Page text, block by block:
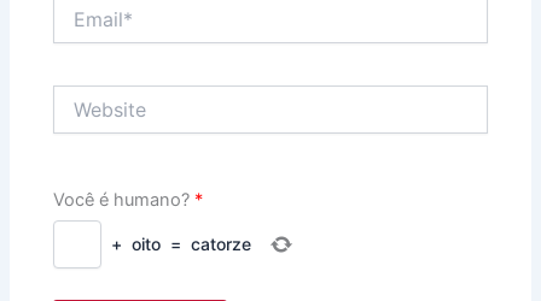
Você é humano? *
+ oito = catorze